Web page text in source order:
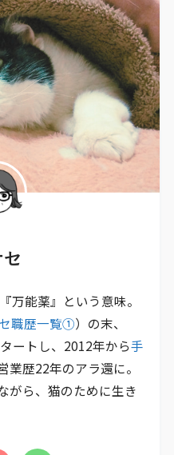
万能薬』という意味。
職歴一覧①）の末、
ートし、2012年から手
業歴22年のアラ還に。
がら、猫のために生き